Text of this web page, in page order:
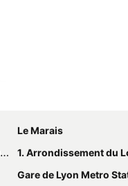
Le Marais
1. Arrondissement du
Gare de Lyon Metro